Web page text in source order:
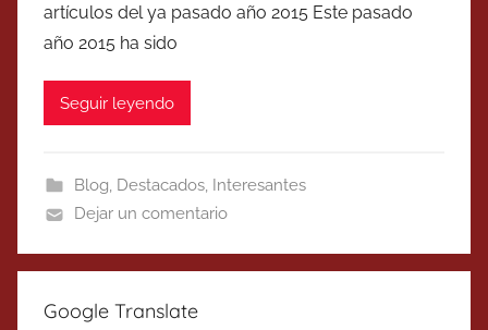
artículos del ya pasado año 2015 Este pasado
año 2015 ha sido
Seguir leyendo
Blog, Destacados, Interesantes
Dejar un comentario
Google Translate